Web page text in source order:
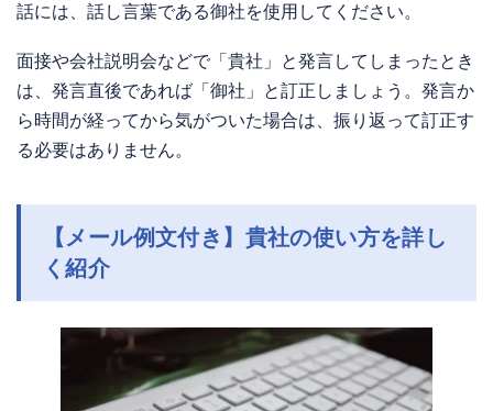
話には、話し言葉である御社を使用してください。
面接や会社説明会などで「貴社」と発言してしまったとき
は、発言直後であれば「御社」と訂正しましょう。発言か
ら時間が経ってから気がついた場合は、振り返って訂正す
る必要はありません。
【メール例文付き】貴社の使い方を詳し
く紹介